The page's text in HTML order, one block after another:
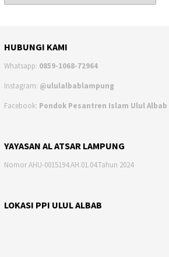
HUBUNGI KAMI
Whatsapp: 0859-1068-72964
Instagram: @ululalbablampung
Facebook: Pondok Pesantren Islam Ulul Albab
YAYASAN AL ATSAR LAMPUNG
Nomor AHU-0015194.AH.01.04.Tahun 2024
LOKASI PPI ULUL ALBAB